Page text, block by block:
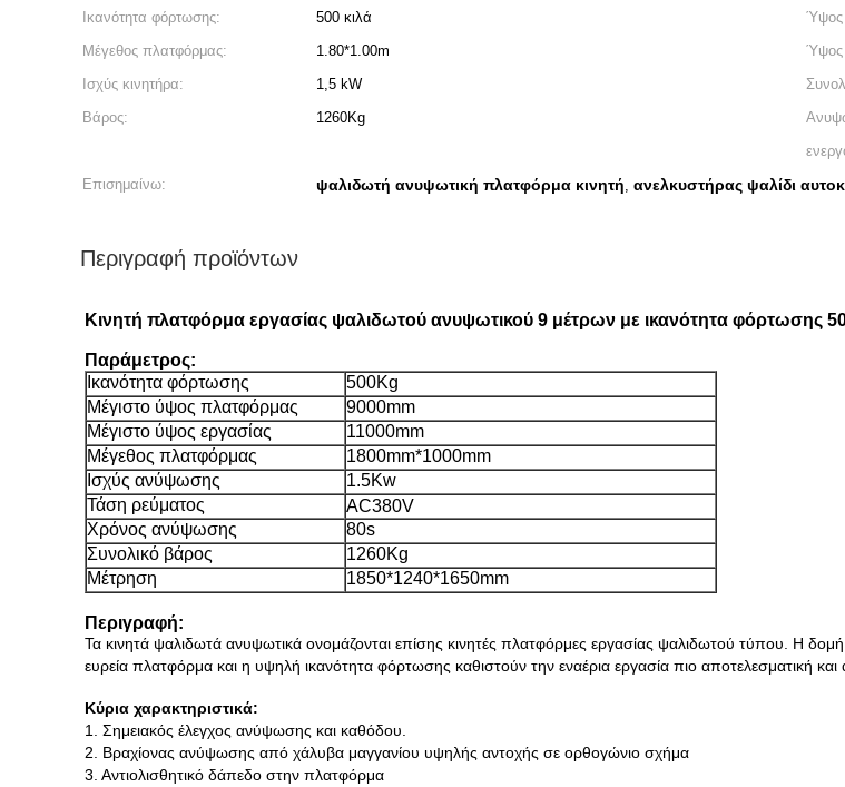
Ικανότητα φόρτωσης: 500 κιλά Ύψος
Μέγεθος πλατφόρμας:
1.80*1.00m Ύψος
Ισχύς κινητήρα:
1,5 kW
Βάρος:
1260Kg
Επισημαίνω: ψαλιδωτή ανυψωτική πλατφόρμα κινητή, ανελκυστήρας ψαλίδι
Περιγραφή προϊόντων
Κινητή πλατφόρμα εργασίας ψαλιδωτού ανυψωτικού 9 μέτρων με ικανότητα φόρτωσης
Παράμετρος:
Ικανότητα φόρτωσης
500Kg
Μέγιστο ύψος πλατφόρμας
9000mm
Μέγιστο ύψος εργασίας
11000mm
Μέγεθος πλατφόρμας
1800mm*1000mm
Ισχύς ανύψωσης
1.5Kw
Τάση ρεύματος
AC380V
Χρόνος ανύψωσης
80s
Συνολικό βάρος
1260Kg
Μέτρηση
1850*1240*1650mm
Περιγραφή:
Τα κινητά ψαλιδωτά ανυψωτικά ονομάζονται επίσης κινητές πλατφόρμες εργασίας ψαλιδωτού τύπου. Η
ευρεία πλατφόρμα και η υψηλή ικανότητα φόρτωσης καθιστούν την εναέρια εργασία πιο αποτελεσματική και
Κύρια χαρακτηριστικά:
1. Σημειακός έλεγχος ανύψωσης και καθόδου.
2. Βραχίονας ανύψωσης από χάλυβα μαγγανίου υψηλής αντοχής σε ορθογώνιο σχήμα
3. Αντιολισθητικό δάπεδο στην πλατφόρμα